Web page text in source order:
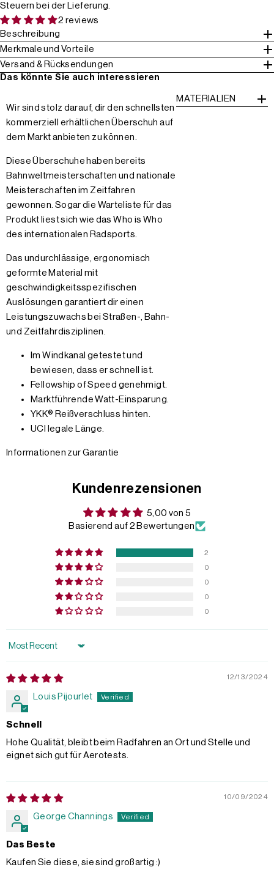
Steuern bei der Lieferung.
2 reviews
Beschreibung
Merkmale und Vorteile
Versand & Rücksendungen
Das könnte Sie auch interessieren
Wir sind stolz darauf, dir den schnellsten
kommerziell erhältlichen Überschuh auf
dem Markt anbieten zu können.
Diese Überschuhe haben bereits
Bahnweltmeisterschaften und nationale
Meisterschaften im Zeitfahren
gewonnen. Sogar die Warteliste für das
Produkt liest sich wie das Who is Who
des internationalen Radsports.
Das undurchlässige, ergonomisch
geformte Material mit
geschwindigkeitsspezifischen
Auslösungen garantiert dir einen
Leistungszuwachs bei Straßen-, Bahn-
und Zeitfahrdisziplinen.
Im Windkanal getestet und
bewiesen, dass er schnell ist.
Fellowship of Speed genehmigt.
Marktführende Watt-Einsparung.
YKK® Reißverschluss hinten.
UCI legale Länge.
Informationen zur Garantie
MATERIALIEN
Kundenrezensionen
5,00 von 5
Basierend auf 2 Bewertungen
2
0
0
0
0
Sort by
12/13/2024
Louis Pijourlet
Schnell
Hohe Qualität, bleibt beim Radfahren an Ort und Stelle und
eignet sich gut für Aerotests.
10/09/2024
George Channings
Das Beste
Kaufen Sie diese, sie sind großartig :)